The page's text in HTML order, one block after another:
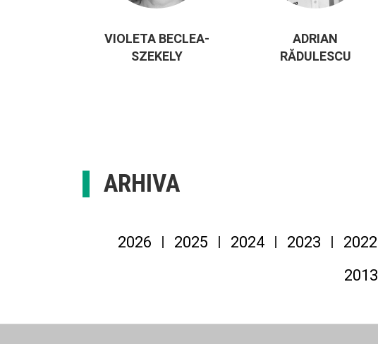
VIOLETA BECLEA-
SZEKELY
ADRIAN
RĂDULESCU
ARHIVA
2026 2025 2024 2023 2022
2013